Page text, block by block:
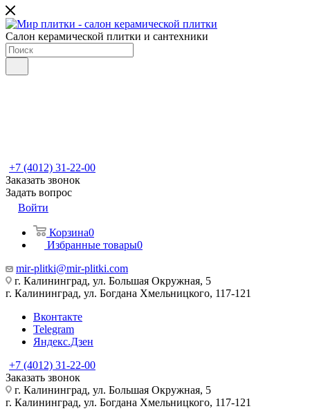
Салон керамической плитки и сантехники
+7 (4012) 31-22-00
Заказать звонок
Задать вопрос
Войти
Корзина0
Избранные товары0
mir-plitki@mir-plitki.com
г. Калининград, ул. Большая Окружная, 5
г. Калининград, ул. Богдана Хмельницкого, 117-121
Вконтакте
Telegram
Яндекс.Дзен
+7 (4012) 31-22-00
Заказать звонок
г. Калининград, ул. Большая Окружная, 5
г. Калининград, ул. Богдана Хмельницкого, 117-121